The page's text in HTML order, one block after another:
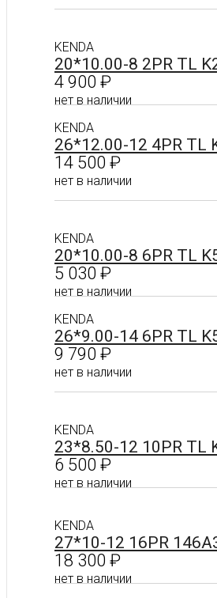
KENDA
20*10.00-8 2PR TL
4 900 ₽
нет в наличии
Подробнее
KENDA
26*12.00-12 4PR TL
14 500 ₽
нет в наличии
KENDA
20*10.00-8 6PR TL
5 030 ₽
нет в наличии
Подробнее
KENDA
26*9.00-14 6PR TL
9 790 ₽
нет в наличии
KENDA
23*8.50-12 10PR TL
6 500 ₽
нет в наличии
Подробнее
KENDA
27*10-12 16PR
18 300 ₽
нет в наличии